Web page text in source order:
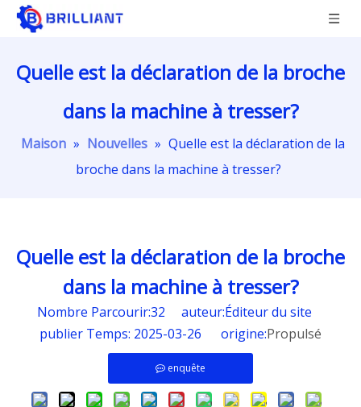
Quelle est la déclaration de la broche
dans la machine à tresser?
Maison » Nouvelles » Quelle est la déclaration de la
broche dans la machine à tresser?
Quelle est la déclaration de la broche
dans la machine à tresser?
Nombre Parcourir:32 auteur:Éditeur du site
publier Temps: 2025-03-26 origine:Propulsé
enquête